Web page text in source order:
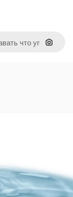
Поиск